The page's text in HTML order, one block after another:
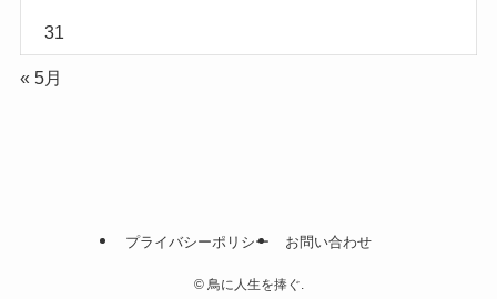
31
« 5月
プライバシーポリシー お問い合わせ
©鳥に人生を捧ぐ.